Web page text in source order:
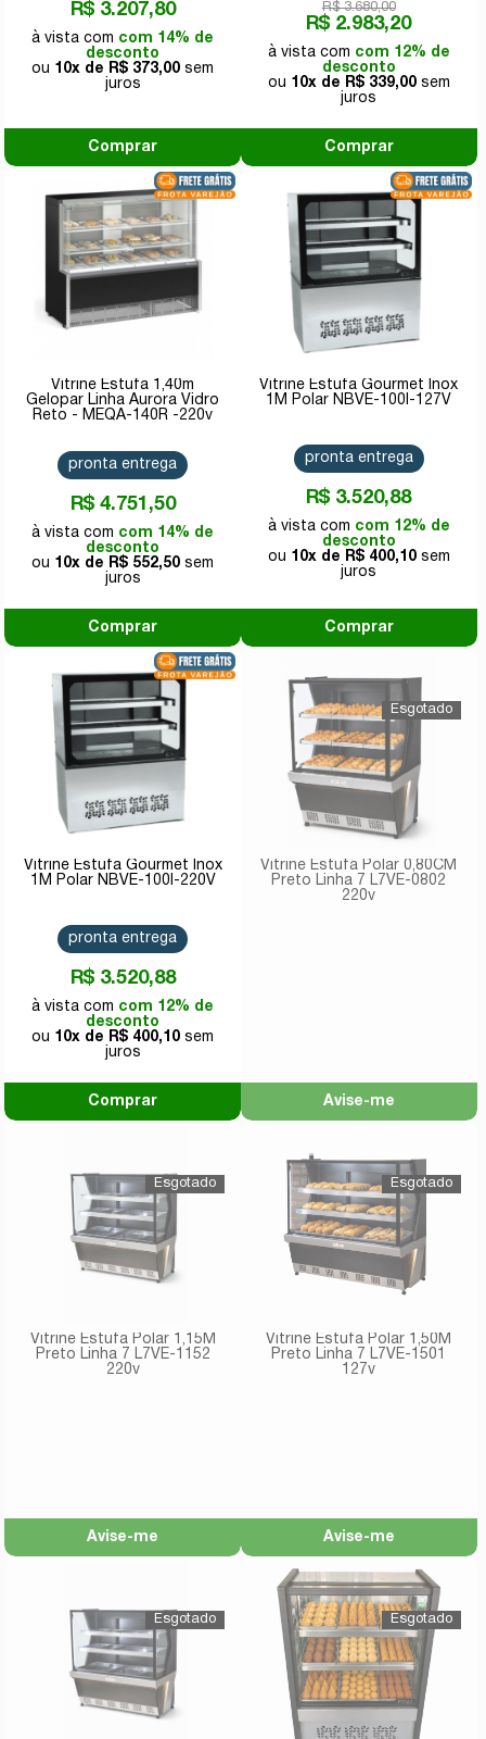
R$ 3.207,80
com 14% de
desconto
10x de
R$ 373,00
Comprar
R$ 2.983,20
com 12% de
desconto
R$ 3.680,00
10x de R$ 339,00
Comprar
Vitrine Estufa 1,40m
Gelopar Linha Aurora Vidro
Reto - MEQA-140R -220v
R$ 4.751,50
com 14% de
desconto
10x de
R$ 552,50
pronta entrega
Comprar
Vitrine Estufa Gourmet Inox
1M Polar NBVE-100I-127V
R$ 3.520,88
com 12% de
desconto
10x de
R$ 400,10
pronta entrega
Comprar
Vitrine Estufa Gourmet Inox
1M Polar NBVE-100I-220V
R$ 3.520,88
com 12% de
desconto
10x de
R$ 400,10
pronta entrega
Comprar
Vitrine Estufa Polar 0,80CM
Preto Linha 7 L7VE-0802
220v
Avise-me
Vitrine Estufa Polar 1,15M
Preto Linha 7 L7VE-1152
220v
Avise-me
Vitrine Estufa Polar 1,50M
Preto Linha 7 L7VE-1501
127v
Avise-me